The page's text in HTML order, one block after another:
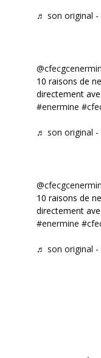
♬ son original -
10 raisons de
directement
#enermine
♬ son original -
10 raisons de
directement
#enermine
♬ son original -